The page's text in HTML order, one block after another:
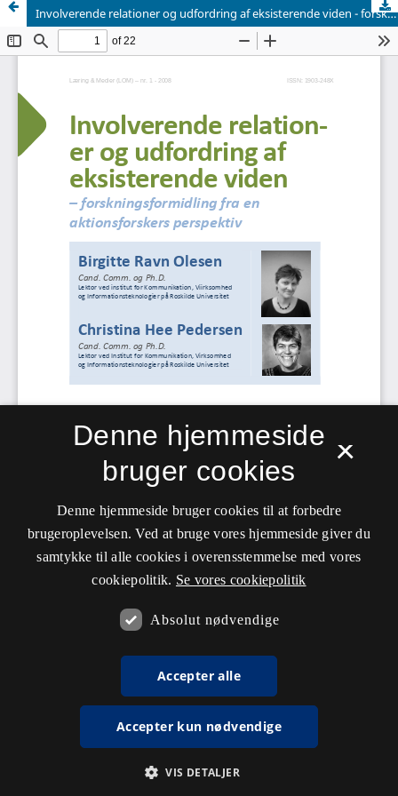
Involverende relationer og udfordring af eksisterende viden - forskningsformidling fra en aktionsforskers perspektiv
×
Denne hjemmeside
bruger cookies
Denne hjemmeside bruger cookies til at forbedre
brugeroplevelsen. Ved at bruge vores hjemmeside giver du
samtykke til alle cookies i overensstemmelse med vores
cookiepolitik. Se vores cookiepolitik
Absolut nødvendige
Accepter alle
Accepter kun nødvendige
VIS DETALJER